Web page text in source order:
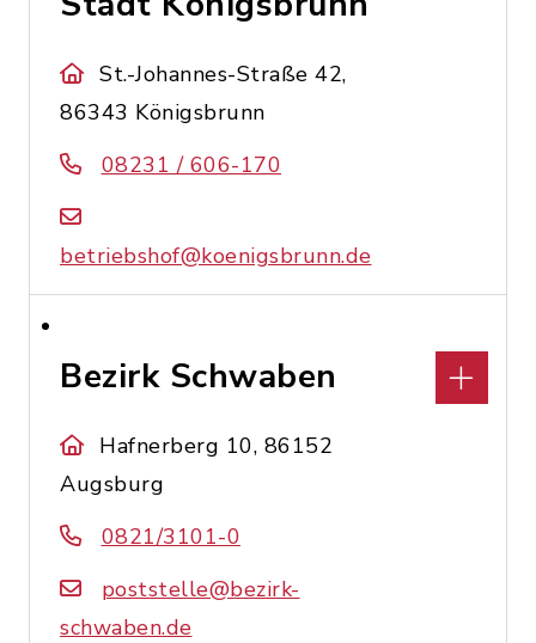
St.-Johannes-Straße 42,
86343 Königsbrunn
08231 / 606-170
betriebshof@koenigsbrunn.de
Bezirk Schwaben
Hafnerberg 10, 86152
Augsburg
0821/3101-0
poststelle@bezirk-
schwaben.de